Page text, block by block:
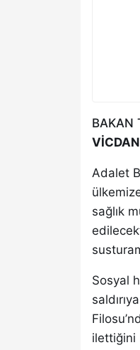
BAKAN
Adalet
sağlık
Sosyal
ilettiğini